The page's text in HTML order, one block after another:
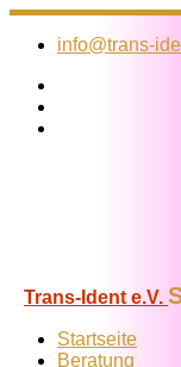
Zum
Inhalt
info@trans-
Trans-Ident e.V.
Startseite
Beratung